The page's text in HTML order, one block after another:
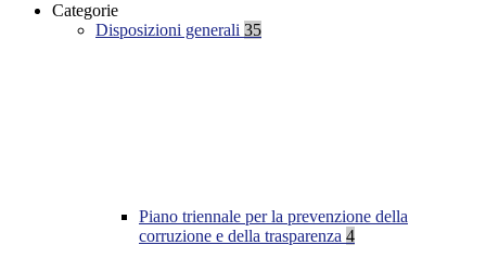
Categorie
Disposizioni generali 35
Piano triennale per la prevenzione della
corruzione e della trasparenza 4